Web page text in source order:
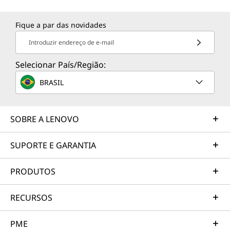
Fique a par das novidades
Introduzir endereço de e-mail
Selecionar País/Região:
BRASIL
SOBRE A LENOVO
SUPORTE E GARANTIA
PRODUTOS
RECURSOS
PME